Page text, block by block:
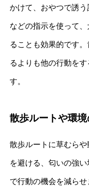
かけて、おやつで誘う
などの指示を使って
ることも効果的です
るよりも他の行動を
す。
散歩ルートや環
散歩ルートに草むら
を避ける、匂いの強
で行動の機会を減ら